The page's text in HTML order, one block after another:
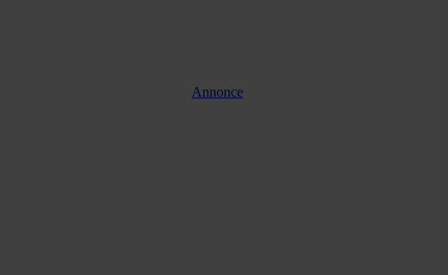
Annonce